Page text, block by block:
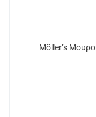
Möller’s